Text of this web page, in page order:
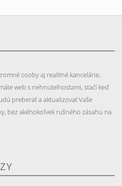
osoby aj realitné kancelárie,
web s nehnuteľnostami, stačí keď
preberať a aktualizovať Vaše
bez akéhokoľvek rušného zásahu na